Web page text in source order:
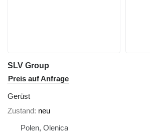
SLV Group
Preis auf Anfrage
Gerüst
Zustand neu
Polen, Olenica